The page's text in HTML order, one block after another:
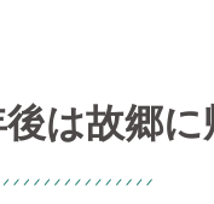
は故郷